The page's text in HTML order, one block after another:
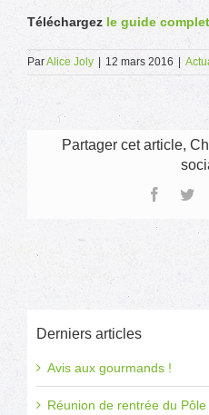
Téléchargez le guide complet
ParAlice Joly 12 mars 2016
Partager cet article,
Derniers articles
Avis aux gourmands !
Réunion de rentrée du